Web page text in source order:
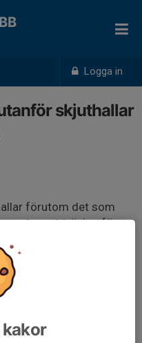
Logga in
skjuthallar
förutom det som
samt träning för
av banchef.